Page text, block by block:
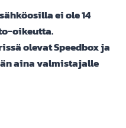
ei ole 14
oikeutta.
olevat Speedbox ja
aina valmistajalle